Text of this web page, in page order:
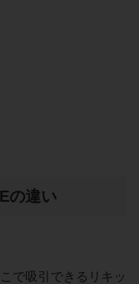
の違い
で吸引できるリキッ